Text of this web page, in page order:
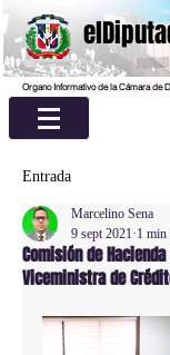
Organo Informativo de la Cámara de
Entrada
Comisión de
Viceministra de
Marcelino Sena
9 sept 2021 1 min